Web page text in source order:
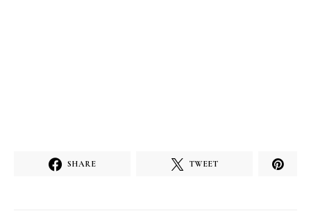
SHARE TWEET